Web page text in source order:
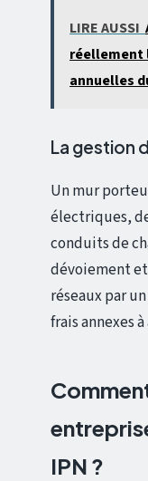
LIRE AUSSI
réellement
annuelles
La gestion
Un mur
électriques,
conduits de
dévoiement et
réseaux par
frais annexes
IPN ?